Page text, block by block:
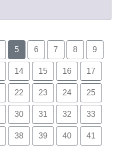
5 6 7 8 9
14 15 16 17
22 23 24 25
30 31 32 33
38 39 40 41